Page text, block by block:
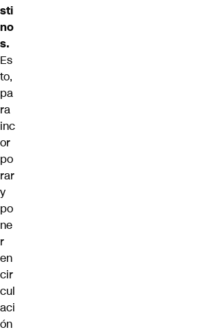
sti
no
s.
Es
to,
pa
ra
inc
or
po
rar
y
po
ne
r
en
cir
cul
aci
ón